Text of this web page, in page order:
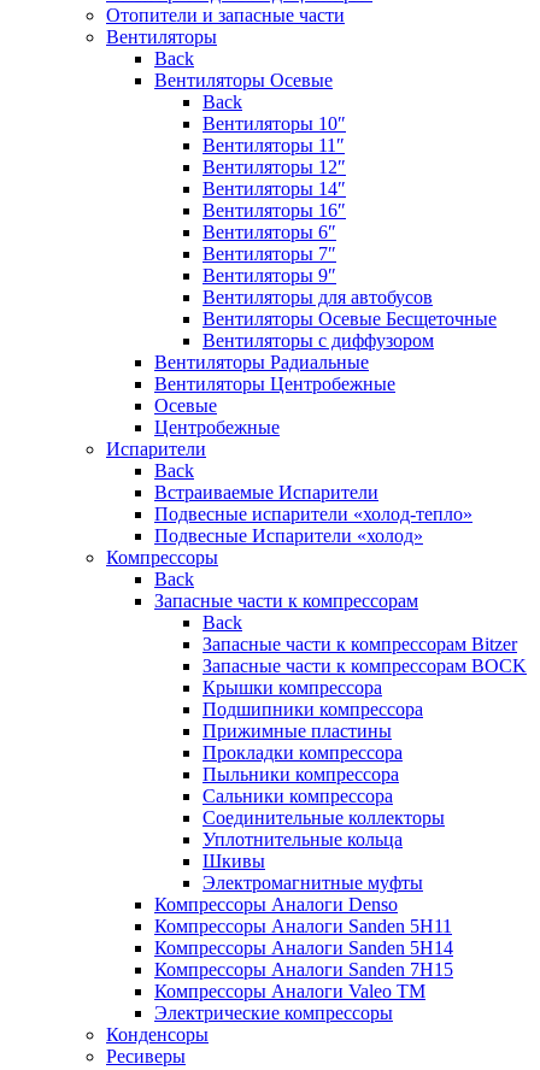
Отопители и запасные части
Вентиляторы
Back
Вентиляторы Осевые
Back
Вентиляторы 10″
Вентиляторы 11″
Вентиляторы 12″
Вентиляторы 14″
Вентиляторы 16″
Вентиляторы 6″
Вентиляторы 7″
Вентиляторы 9″
Вентиляторы для автобусов
Вентиляторы Осевые Бесщеточные
Вентиляторы с диффузором
Вентиляторы Радиальные
Вентиляторы Центробежные
Осевые
Центробежные
Испарители
Back
Встраиваемые Испарители
Подвесные испарители «холод-тепло»
Подвесные Испарители «холод»
Компрессоры
Back
Запасные части к компрессорам
Back
Запасные части к компрессорам Bitzer
Запасные части к компрессорам BOCK
Крышки компрессора
Подшипники компрессора
Прижимные пластины
Прокладки компрессора
Пыльники компрессора
Сальники компрессора
Соединительные коллекторы
Уплотнительные кольца
Шкивы
Электромагнитные муфты
Компрессоры Аналоги Denso
Компрессоры Аналоги Sanden 5H11
Компрессоры Аналоги Sanden 5H14
Компрессоры Аналоги Sanden 7H15
Компрессоры Аналоги Valeo ТМ
Электрические компрессоры
Конденсоры
Ресиверы